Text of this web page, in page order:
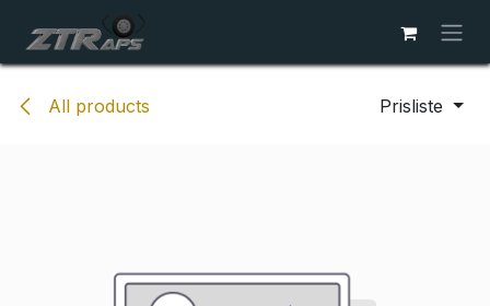
All products Prisliste